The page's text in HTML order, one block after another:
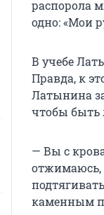
распорола
одно: «Мои
В учебе
Правда, к
Латынина
чтобы быть
— Вы с
отжимаюсь,
каменным